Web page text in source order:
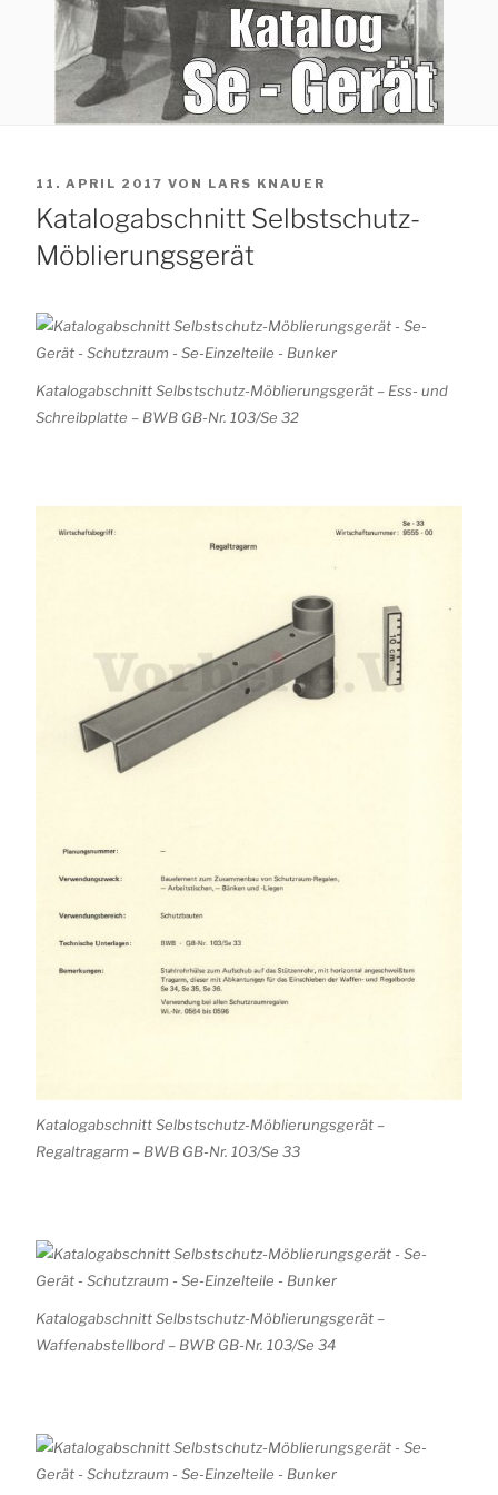
VERÖFFENTLICHT
AM
11. APRIL 2017 VON LARS KNAUER
Katalogabschnitt Selbstschutz-
Möblierungsgerät
Katalogabschnitt Selbstschutz-Möblierungsgerät – Ess- und
Schreibplatte – BWB GB-Nr. 103/Se 32
Katalogabschnitt Selbstschutz-Möblierungsgerät –
Regaltragarm – BWB GB-Nr. 103/Se 33
Katalogabschnitt Selbstschutz-Möblierungsgerät –
Waffenabstellbord – BWB GB-Nr. 103/Se 34